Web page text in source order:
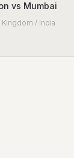
vs Mumbai
Kingdom / India